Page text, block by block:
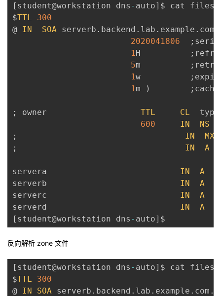
[ student@workstation dns - auto] $ cat files
$TTL
300
@ IN SOA serverb . backend . lab . example . com
2020041806
;
1H ;
5m ;
1w ;
1m ) ;
; owner TTL CL
600
IN
NS
;
IN MX
;
IN A
servera IN
A
serverb IN
A
serverc IN
A
serverd IN
A
[ student@workstation dns - auto]
反向解析 zone 文件
[ student@workstation dns - auto] $ cat files
$TTL
300
@ IN SOA serverb . backend . lab . example . com .